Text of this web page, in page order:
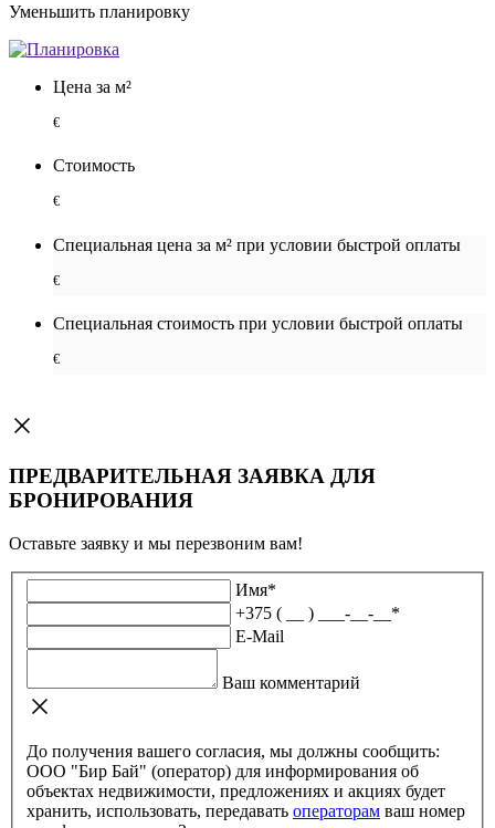
Уменьшить планировку
Цена за м²
€
Стоимость
€
Специальная цена за м² при условии быстрой оплаты
€
Специальная cтоимость при условии быстрой оплаты
€
ПРЕДВАРИТЕЛЬНАЯ ЗАЯВКА ДЛЯ
БРОНИРОВАНИЯ
Оставьте заявку и мы перезвоним вам!
Имя*
+375 ( __ ) ___-__-__ *
E-Mail
Ваш комментарий
До получения вашего согласия, мы должны сообщить:
ООО "Бир Бай" (оператор) для информирования об
объектах недвижимости, предложениях и акциях будет
хранить, использовать, передавать операторам